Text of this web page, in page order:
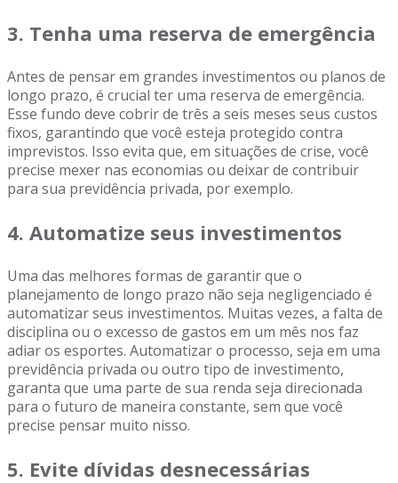
3. Tenha uma reserva de emergência
Antes de pensar em grandes investimentos ou planos de
longo prazo, é crucial ter uma reserva de emergência.
Esse fundo deve cobrir de três a seis meses seus custos
fixos, garantindo que você esteja protegido contra
imprevistos. Isso evita que, em situações de crise, você
precise mexer nas economias ou deixar de contribuir
para sua previdência privada, por exemplo.
4. Automatize seus investimentos
Uma das melhores formas de garantir que o
planejamento de longo prazo não seja negligenciado é
automatizar seus investimentos. Muitas vezes, a falta de
disciplina ou o excesso de gastos em um mês nos faz
adiar os esportes. Automatizar o processo, seja em uma
previdência privada ou outro tipo de investimento,
garanta que uma parte de sua renda seja direcionada
para o futuro de maneira constante, sem que você
precise pensar muito nisso.
5. Evite dívidas desnecessárias